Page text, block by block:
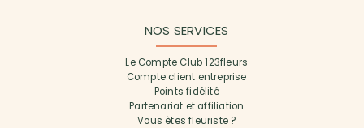
NOS SERVICES
Le Compte Club 123fleurs
Compte client entreprise
Points fidélité
Partenariat et affiliation
Vous êtes fleuriste ?